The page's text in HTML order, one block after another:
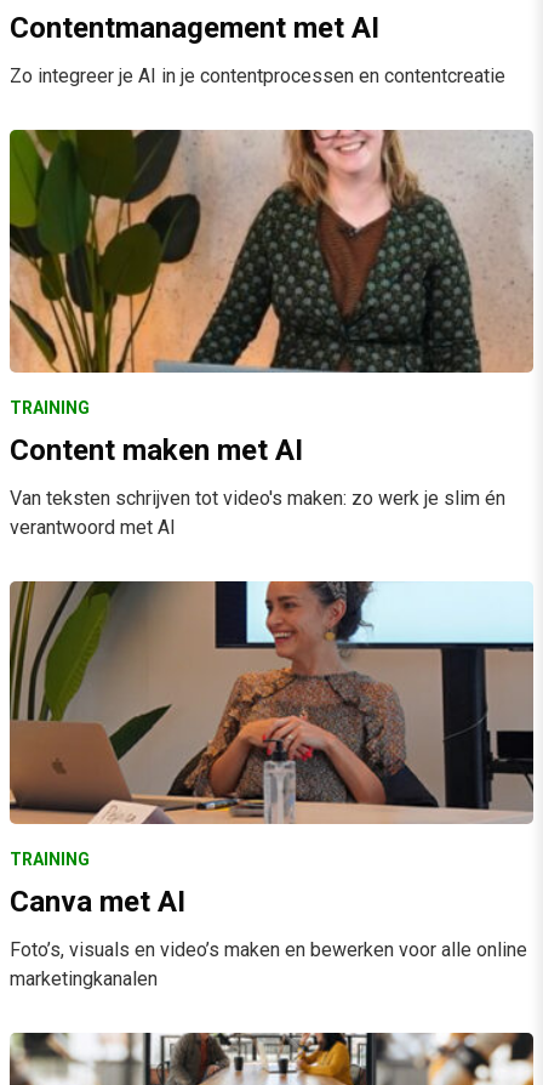
Contentmanagement met AI
Zo integreer je AI in je contentprocessen en contentcreatie
TRAINING
Content maken met AI
Van teksten schrijven tot video's maken: zo werk je slim én
verantwoord met AI
TRAINING
Canva met AI
Foto’s, visuals en video’s maken en bewerken voor alle online
marketingkanalen